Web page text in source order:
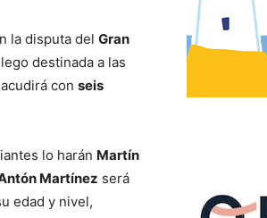
la disputa del Gran
destinada a las
acudirá con seis
lo harán Martín
Martínez será
edad y nivel,